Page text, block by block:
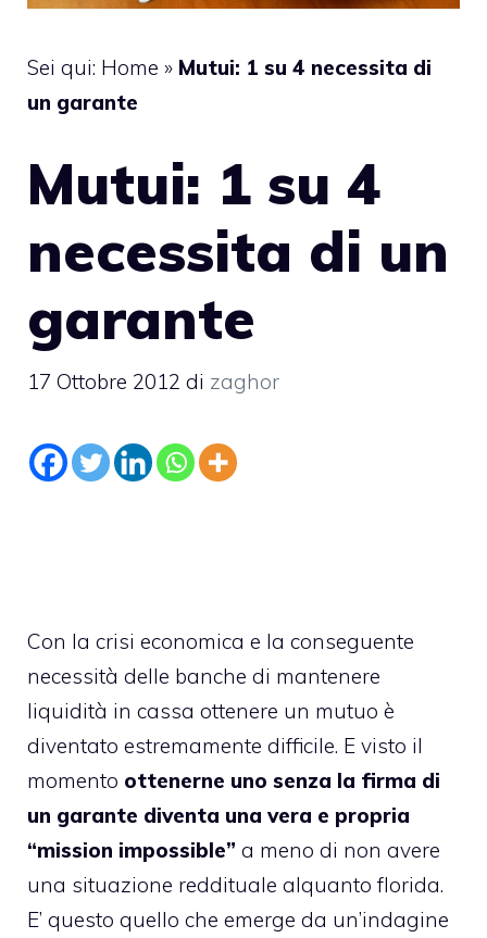
Sei qui: Home » Mutui: 1 su 4 necessita di
un garante
Mutui: 1 su 4
necessita di un
garante
17 Ottobre 2012 di zaghor
Con la crisi economica e la conseguente
necessità delle banche di mantenere
liquidità in cassa ottenere un mutuo è
diventato estremamente difficile. E visto il
momento ottenerne uno senza la firma di
un garante diventa una vera e propria
“mission impossible” a meno di non avere
una situazione reddituale alquanto florida.
E’ questo quello che emerge da un’indagine